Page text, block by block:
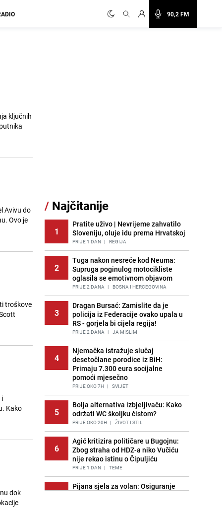
90,2 FM
ključnih
Avivu do
Ovo je
troškove
i
Kako
dok
/ Najčitanije
1
Pratite uživo | Nevrijeme zahvatilo
Sloveniju, oluje idu prema Hrvatskoj
PRIJE 1 DAN | REGIJA
2
Tuga nakon nesreće kod Neuma:
Supruga poginulog motocikliste
oglasila se emotivnom objavom
PRIJE 2 DANA | BOSNA I HERCEGOVINA
3
Dragan Bursać: Zamislite da je
policija iz Federacije ovako upala u
RS - gorjela bi cijela regija!
PRIJE 2 DANA | JA MISLIM
4
Njemačka istražuje slučaj
desetočlane porodice iz BiH:
Primaju 7.300 eura socijalne
pomoći mjesečno
PRIJE OKO 7H | SVIJET
5
Bolja alternativa izbjeljivaču: Kako
održati WC školjku čistom?
PRIJE OKO 20H | ŽIVOT I STIL
6
Agić kritizira političare u Bugojnu:
Zbog straha od HDZ-a niko Vučiću
nije rekao istinu o Čipuljiću
PRIJE 1 DAN | TEME
7
Pijana sjela za volan: Osiguranje